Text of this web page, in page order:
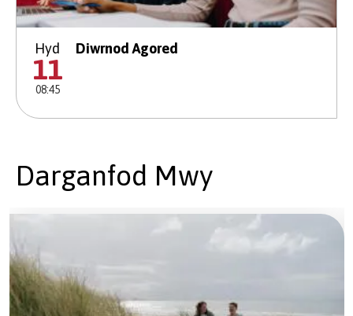
Hyd
11
08:45
Diwrnod Agored
Darganfod Mwy